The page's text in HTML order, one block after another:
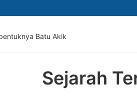
Batu Akik
Sejarah